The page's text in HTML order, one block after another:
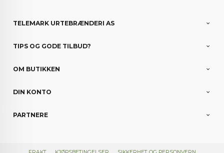
TELEMARK URTEBRÆNDERI AS
TIPS OG GODE TILBUD?
OM BUTIKKEN
DIN KONTO
PARTNERE